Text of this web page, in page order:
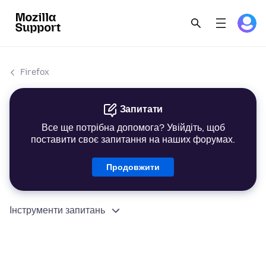
Firefox
Запитати
Все ще потрібна допомога? Увійдіть, щоб
поставити своє запитання на наших форумах.
Продовжити
Інструменти запитань